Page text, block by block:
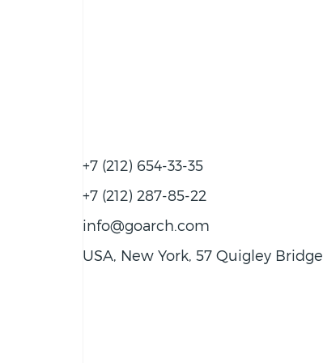
+7 (212) 654-33-35
+7 (212) 287-85-22
info@goarch.com
USA, New York, 57 Quigley Bridge